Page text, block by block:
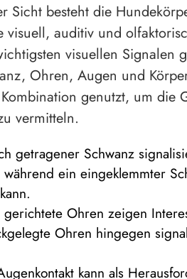
Sicht besteht die
auditiv und
visuellen Signalen
Ohren, Augen und
genutzt, um die
vermitteln.
getragener Schwanz
ein eingeklemmter
gerichtete Ohren zeigen
Ohren hingegen
kann als